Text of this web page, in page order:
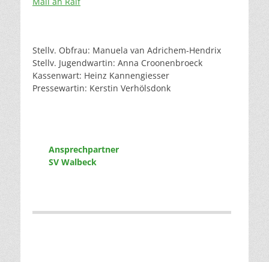
Stellv. Obfrau: Manuela van Adrichem-Hendrix
Stellv. Jugendwartin: Anna Croonenbroeck
Kassenwart: Heinz Kannengiesser
Pressewartin: Kerstin Verhölsdonk
Ansprechpartner
SV Walbeck